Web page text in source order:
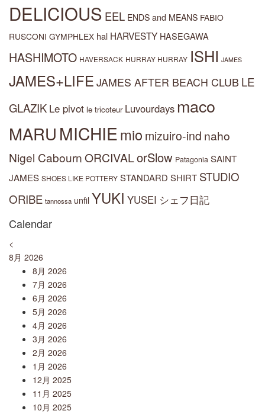
DELICIOUS EEL ENDS and MEANS FABIO
RUSCONI GYMPHLEX hal HARVESTY HASEGAWA
HASHIMOTO HAVERSACK HURRAY HURRAY ISHI JAMES
JAMES+LIFE JAMES AFTER BEACH CLUB LE
GLAZIK Le pivot le tricoteur Luvourdays maco
MARU MICHIEmio mizuiro-ind naho
Nigel CabournORCIVALorSlow Patagonia SAINT
JAMES SHOES LIKE POTTERY STANDARD SHIRT STUDIO
ORIBE tannossa unfil YUKI YUSEI シェフ日記
Calendar
<
8月 2026
8月 2026
7月 2026
6月 2026
5月 2026
4月 2026
3月 2026
2月 2026
1月 2026
12月 2025
11月 2025
10月 2025